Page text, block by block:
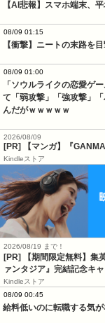
【AI悲報】スマホ端末、
08/09 01:15
【衝撃】ニートの末路を
08/09 01:00
「ソウルライクの恋愛ゲ
て「弱攻撃」「強攻撃」
んだがｗｗｗｗｗ
2026/08/09
[PR] 【マンガ】『
Kindleストア
2026/08/19 まで！
[PR] 【期間限定無料】集
ァンタジア』完結記念キ
Kindleストア
08/09 00:45
給料低いのに転職する気